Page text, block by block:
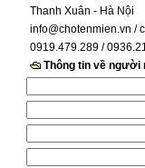
Thanh Xuân - Hà Nội
info@chotenmien.vn /
0919.479.289 /
Thông tin về người